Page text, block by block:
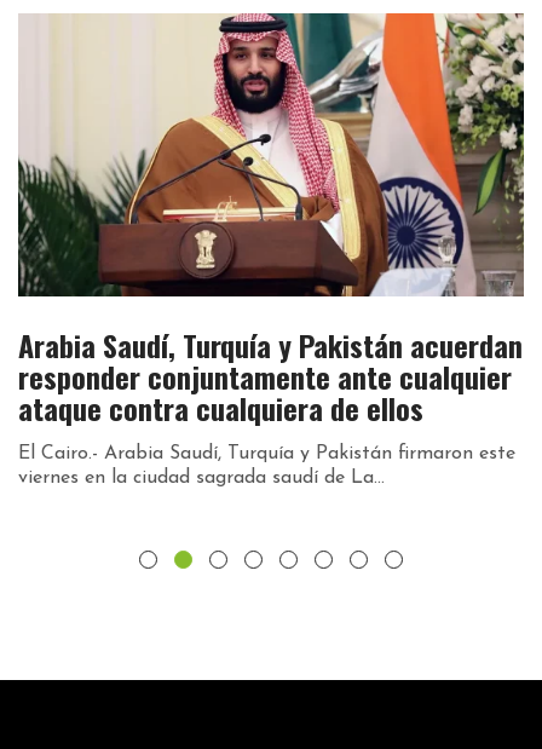
Arabia Saudí, Turquía y Pakistán acuerdan
responder conjuntamente ante cualquier
ataque contra cualquiera de ellos
El Cairo.- Arabia Saudí, Turquía y Pakistán firmaron este
viernes en la ciudad sagrada saudí de La...